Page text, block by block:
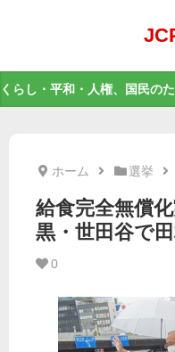
くらし・平和・人権、国民の
ホーム 選挙
給食完全無償
黒・世田谷で
0